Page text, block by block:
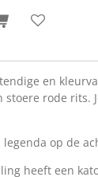
en
rode rits.
op de
heeft een